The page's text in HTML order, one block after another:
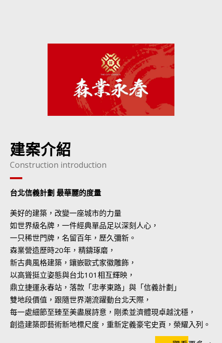
建案介紹
Construction introduction
台北信義計劃 最華麗的度量
美好的建築，改變一座城市的力量
如世界級名牌，一件經典單品足以深刻人心，
一只稀世門牌，名留百年，歷久彌新。
森業營造歷時20年，精鑄琢磨，
新古典風格建築，鑲嵌歐式家徽雕飾，
以高聳挺立姿態與台北101相互輝映，
鼎立捷運永春站，落款「忠孝東路」與「信義計劃」
雙地段價值，跟隨世界潮流躍動台北天際，
每一處細節至臻至美盡展詩意，剛柔並濟體現卓越沈穩，
創造建築即藝術新地標尺度，重新定義豪宅史頁，榮耀入列。